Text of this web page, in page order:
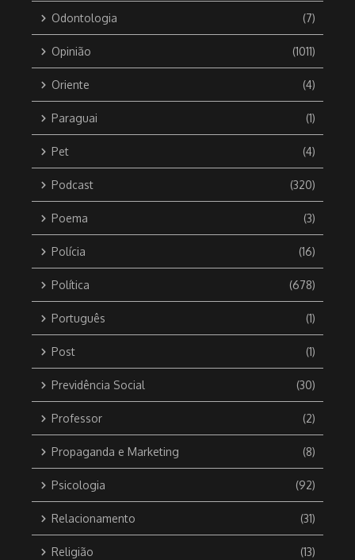
Odontologia (7)
Opinião (1011)
Oriente (4)
Paraguai (1)
Pet (4)
Podcast (320)
Poema (3)
Polícia (16)
Política (678)
Português (1)
Post (1)
Previdência Social (30)
Professor (2)
Propaganda e Marketing (8)
Psicologia (92)
Relacionamento (31)
Religião (13)